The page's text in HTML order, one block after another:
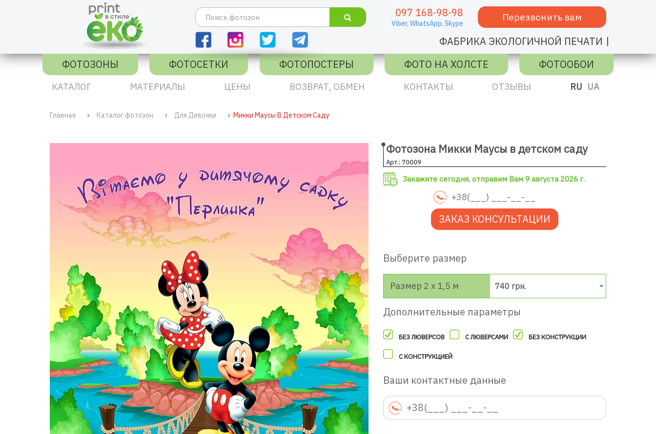
097 168-98-98
Viber, WhatsApp, Skype
Перезвонить вам
ФАБРИКА ЭКОЛОГИЧНОЙ ПЕЧАТИ |
ФОТОЗОНЫ
ФОТОСЕТКИ ФОТОПОСТЕРЫ ФОТО НА ХОЛСТЕ ФОТООБОИ
КАТАЛОГ МАТЕРИАЛЫ ЦЕНЫ ВОЗВРАТ, ОБМЕН КОНТАКТЫ ОТЗЫВЫ RU UA
Главная Каталог фотозон Для Девочки Микки Маусы В Детском Саду
Фотозона Микки Маусы в детском саду
Арт.: 70009
Закажите сегодня, отправим Вам 9 августа 2026 г.
ЗАКАЗ КОНСУЛЬТАЦИИ
Выберите размер
Размер 2 х 1,5 м 740 грн.
Дополнительные параметры
БЕЗ ЛЮВЕРСОВ С ЛЮВЕРСАМИ БЕЗ КОНСТРУКЦИИ
С КОНСТРУКЦИЕЙ
Ваши контактные данные